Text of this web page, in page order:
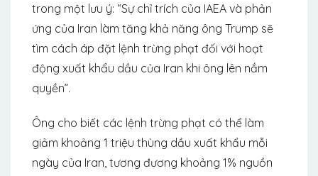
trong một lưu ý: “Sự chỉ trích của IAEA và phản
ứng của Iran làm tăng khả năng ông Trump sẽ
tìm cách áp đặt lệnh trừng phạt đối với hoạt
động xuất khẩu dầu của Iran khi ông lên nắm
quyền”.
Ông cho biết các lệnh trừng phạt có thể làm
giảm khoảng 1 triệu thùng dầu xuất khẩu mỗi
ngày của Iran, tương đương khoảng 1% nguồn